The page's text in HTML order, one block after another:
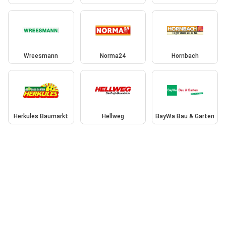
Wreesmann Norma24 Hornbach
Herkules Baumarkt Hellweg BayWa Bau & Garten